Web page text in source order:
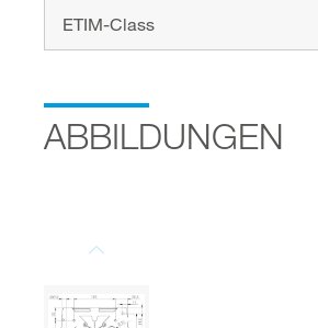
ETIM-Class
ABBILDUNGEN